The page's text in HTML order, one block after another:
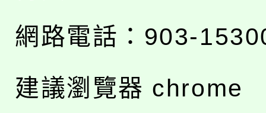
網路電話：903-
建議瀏覽器 chrome